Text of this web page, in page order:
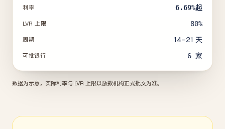
利率 6.69%起
LVR 上限 80%
周期 14–21 天
可批银行 6 家
数据为示意，实际利率与 LVR 上限以放款机构正式批文为准。